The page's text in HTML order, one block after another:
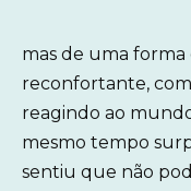
mas de uma
reconfortante,
reagindo ao
mesmo tempo
sentiu que não